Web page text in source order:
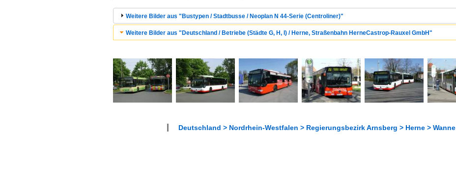
Weitere Bilder aus "Bustypen / Stadtbusse / Neoplan N 44-Serie (Centroliner)"
Weitere Bilder aus "Deutschland / Betriebe (Städte G, H, I) / Herne, Straßenbahn HerneCastrop-Rauxel GmbH"
Deutschland > Nordrhein-Westfalen > Regierungsbezirk Arnsberg > Herne > Wanne